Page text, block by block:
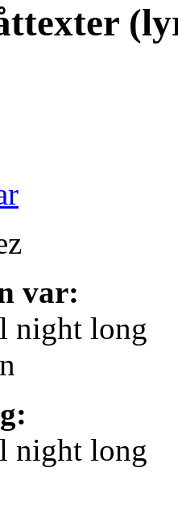
var:
night long
night long